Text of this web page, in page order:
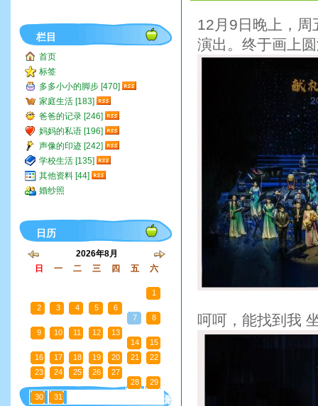
12月9日晚上，周
演出。终于画上
呵呵，能找到我
栏目
首页
标签
多多小小的脚步 [470]
家庭生活 [183]
爸爸的记录 [246]
妈妈的私语 [196]
声像的印迹 [242]
学校生活 [135]
其他资料 [44]
婚纱照
日历
2026年8月
日
一 二 三 四 五 六
1
2
3 4 5
6
7
8
9
10 11 12
13
14
15
16
17 18 19 20 21
22
23
24 25 26
27
28
29
30
31
最